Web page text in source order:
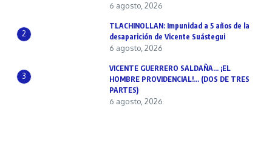
6 agosto, 2026
2
TLACHINOLLAN: Impunidad a 5 años de la
desaparición de Vicente Suástegui
6 agosto, 2026
3
VICENTE GUERRERO SALDAÑA… ¡EL
HOMBRE PROVIDENCIAL!… (DOS DE TRES
PARTES)
6 agosto, 2026